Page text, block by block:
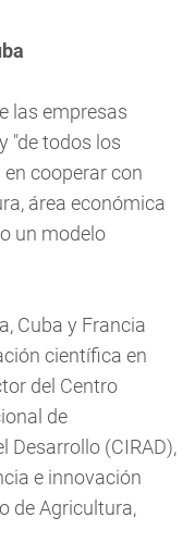
las empresas
"de todos los
cooperar con
área económica
un modelo
Cuba y Francia
científica en
del Centro
de
Desarrollo (CIRAD),
e innovación
de Agricultura,